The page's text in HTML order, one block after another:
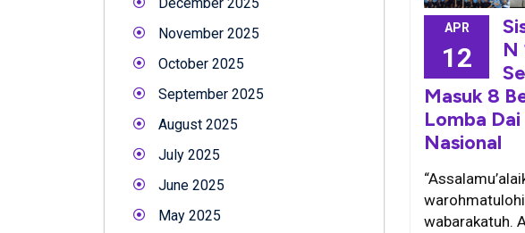
APR
12
N
Masuk 8
Lomba
Nasional
warohmatulohi
wabarakatuh.
November 2025
October 2025
September 2025
August 2025
July 2025
June 2025
May 2025